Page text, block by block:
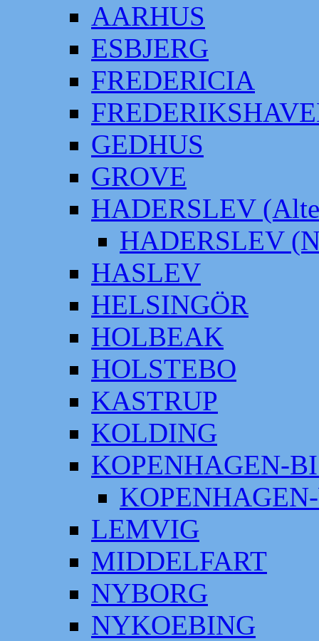
AARHUS
ESBJERG
FREDERICIA
GEDHUS
GROVE
HADERSLEV
HADERSLEV
HASLEV
HELSINGÖR
HOLBEAK
HOLSTEBO
KASTRUP
KOLDING
KOPENHAGEN-
LEMVIG
MIDDELFART
NYBORG
NYKOEBING